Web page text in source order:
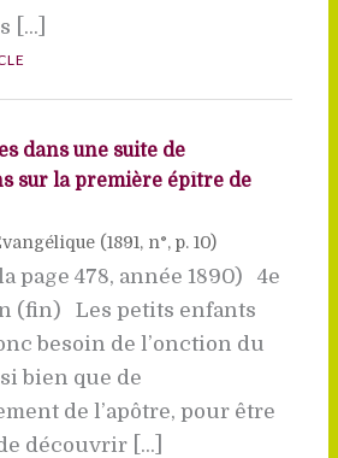
[...]
dans une suite de
sur la première épître de
(1891, n°, p. 10)
page 478, année 1890) 4e
(fin) Les petits enfants
besoin de l’onction du
bien que de
de l’apôtre, pour être
découvrir [...]